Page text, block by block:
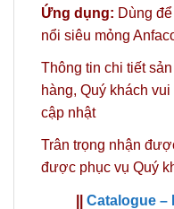
Ứng dụng: Dùng
nổi siêu mỏng
Thông tin chi tiết
hàng, Quý khách
cập nhật
Trân trọng nhận
được phục vụ Quý
Catalogue –